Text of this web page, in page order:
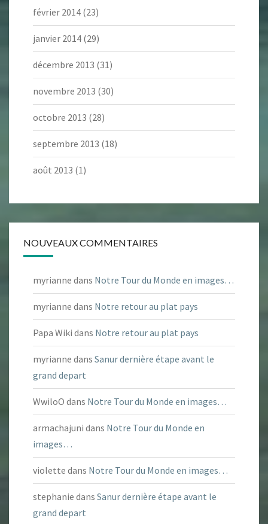
février 2014 (23)
janvier 2014 (29)
décembre 2013 (31)
novembre 2013 (30)
octobre 2013 (28)
septembre 2013 (18)
août 2013 (1)
NOUVEAUX COMMENTAIRES
myrianne dans Notre Tour du Monde en images…
myrianne dans Notre retour au plat pays
Papa Wiki dans Notre retour au plat pays
myrianne dans Sanur dernière étape avant le
grand depart
WwiloO dans Notre Tour du Monde en images…
armachajuni dans Notre Tour du Monde en
images…
violette dans Notre Tour du Monde en images…
stephanie dans Sanur dernière étape avant le
grand depart